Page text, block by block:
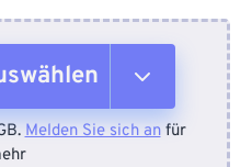
Melden Sie sich anfür